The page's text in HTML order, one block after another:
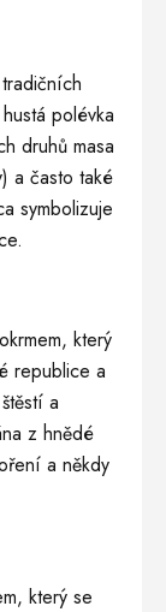
polévka
druhů masa
a často také
symbolizuje
který
republice a
a
z hnědé
a někdy
který se